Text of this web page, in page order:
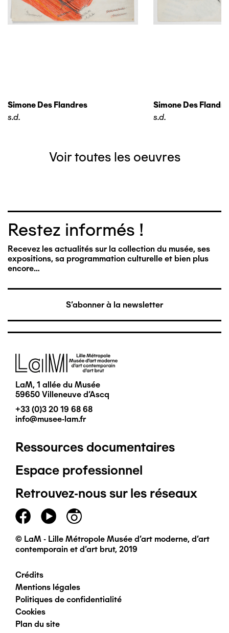
Simone Des Flandres
s.d.
Simone Des
s.d.
Voir toutes les oeuvres
Restez informés !
Recevez les actualités sur la collection du musée, ses
expositions, sa programmation culturelle et bien plus
encore…
S'abonner à la newsletter
Image
LaM, 1 allée du Musée
59650 Villeneuve d'Ascq
+33 (0)3 20 19 68 68
info@musee-lam.fr
Pied
de
page
principal
Ressources documentaires
Espace professionnel
Retrouvez-nous sur les réseaux
© LaM - Lille Métropole Musée d'art moderne, d'art
contemporain et d'art brut, 2019
Pied
de
Crédits
Mentions légales
Politiques de confidentialité
Cookies
Plan du site